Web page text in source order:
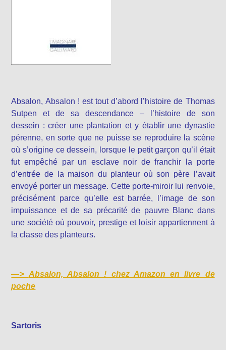
Absalon, Absalon ! est tout d’abord l’histoire de Thomas
Sutpen et de sa descendance – l’histoire de son
dessein : créer une plantation et y établir une dynastie
pérenne, en sorte que ne puisse se reproduire la scène
où s’origine ce dessein, lorsque le petit garçon qu’il était
fut empêché par un esclave noir de franchir la porte
d’entrée de la maison du planteur où son père l’avait
envoyé porter un message. Cette porte-miroir lui renvoie,
précisément parce qu’elle est barrée, l’image de son
impuissance et de sa précarité de pauvre Blanc dans
une société où pouvoir, prestige et loisir appartiennent à
la classe des planteurs.
—> Absalon, Absalon ! chez Amazon en livre de
poche
Sartoris